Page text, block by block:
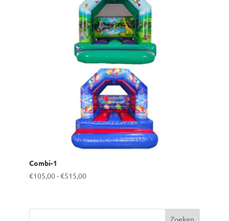
Combi-1
€105,00-€515,00Prijsklasse:
€515,00